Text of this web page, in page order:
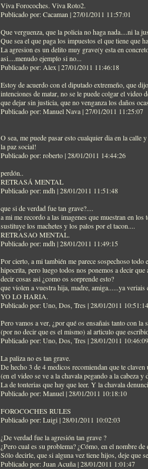
Viva Forocoches. Viva Roto2.
Publicado por: Cacaman | 27/01/2011 11:57:01
Que verguenza, que la policia no haga nada....ni la
Que sea el que paga los impuestos el que tiene que
La agresion es un delito muy grave(y esta en
asi....menudo ejemplo si no...
Publicado por: Alex | 27/01/2011 11:46:18
Estoy de acuerdo con el diputado extremeño, que
intenciones de matar, no se le puede colgar el video
que dejar sin justicia, que no venganza los daños
Publicado por: Manuel Nava | 27/01/2011 11:25:07
O sea, me puede pasar esto cualquier dia en la calle
la paz social!
Publicado por: roberto | 28/01/2011 14:44:26
perdón..
RETRASÁ MENTAL
Publicado por: mdh | 28/01/2011 11:51:48
que si de verdad fue tan grave?....
a mi me recordo a las imagenes que muestran en
sustituye los machetes y los palos por el tacon....
RETRASAO MENTAL.
Publicado por: mdh | 28/01/2011 11:49:15
Por cierto, a mi también me parece sospechoso todo
hipocrita, pero luego todos nos ponemos a decir
decir cosas asi ¿como os sorprende esto?
que violen a vuestra hija, madre, amiga......ya
YO LO HARIA.
Publicado por: Uno, Dos, Tres | 28/01/2011 10:51:14
Pero vamos a ver, ¿por qué os ensañais tanto con la
(por no decir que es el mismo) al articulo que
Publicado por: Uno, Dos, Tres | 28/01/2011 10:46:09
La paliza no es tan grave.
De hecho 3 de 4 medicos recomiendan que te
(en el video se ve a la chavala pegando a la cabeza
La de tonterias que hay que leer. Y la chavala
Publicado por: Manuel | 28/01/2011 10:18:10
FOROCOCHES RULES
Publicado por: Luigi | 28/01/2011 10:02:03
¿De verdad fue la agresión tan grave ?
¿Pero cual es su problema? ¿Cómo, en el nombre
Sólo decirle, que si alguna vez tiene hijos, deje que
Publicado por: Juan Acuña | 28/01/2011 1:01:47